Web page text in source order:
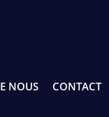
NOUS CONTACT